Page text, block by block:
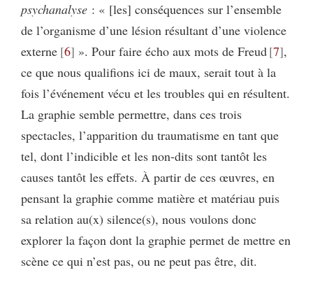
psychanalyse : « [les] conséquences sur l’ensemble
de l’organisme d’une lésion résultant d’une violence
externe 6 ». Pour faire écho aux mots de Freud 7 ,
ce que nous qualifions ici de maux, serait tout à la
fois l’événement vécu et les troubles qui en résultent.
La graphie semble permettre, dans ces trois
spectacles, l’apparition du traumatisme en tant que
tel, dont l’indicible et les non-dits sont tantôt les
causes tantôt les effets. À partir de ces œuvres, en
pensant la graphie comme matière et matériau puis
sa relation au(x) silence(s), nous voulons donc
explorer la façon dont la graphie permet de mettre en
scène ce qui n’est pas, ou ne peut pas être, dit.